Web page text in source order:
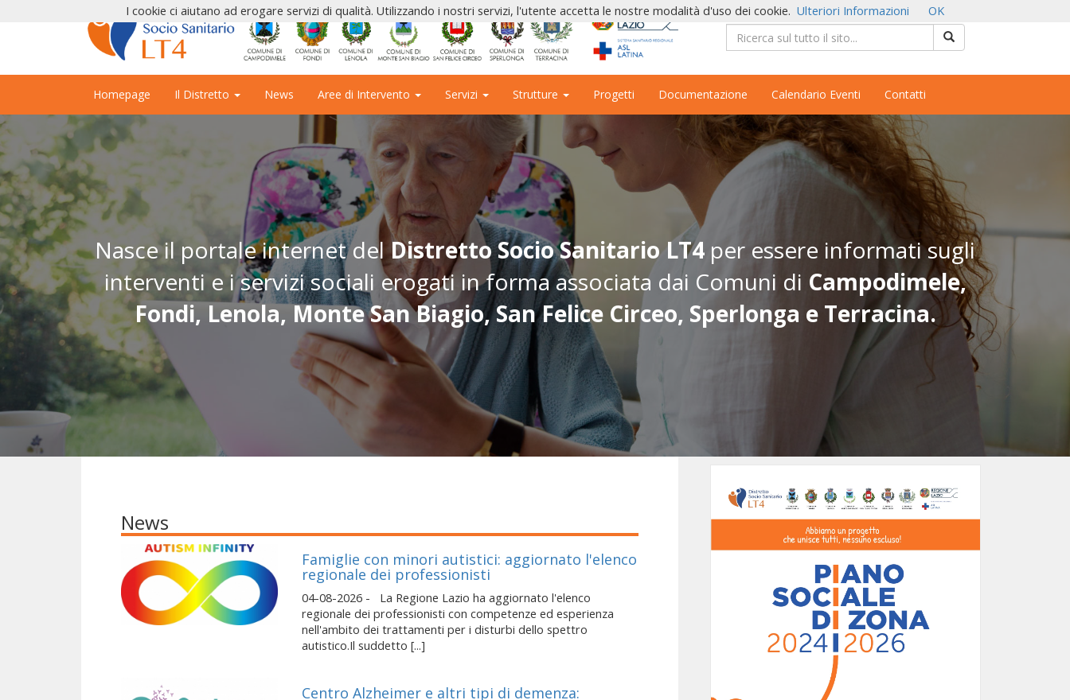
Homepage Il Distretto News Aree di Intervento Servizi Strutture Progetti Documentazione Calendario Eventi Contatti
Nasce il portale internet delDistretto Socio Sanitario LT4 per essere informati sugli
interventi e i servizi sociali erogati in forma associata dai Comuni di Campodimele,
Fondi, Lenola, Monte San Biagio, San Felice Circeo, Sperlonga e Terracina.
News
Famiglie con minori autistici: aggiornato l'elenco
regionale dei professionisti
04-08-2026 - La Regione Lazio ha aggiornato l'elenco
regionale dei professionisti con competenze ed esperienza
nell'ambito dei trattamenti per i disturbi dello spettro
autistico.Il suddetto [...]
Centro Alzheimer e altri tipi di demenza:
I cookie ci aiutano ad erogare servizi di qualità. Utilizzando i nostri servizi, l'utente accetta le nostre modalità d'uso dei cookie. Ulteriori Informazioni OK